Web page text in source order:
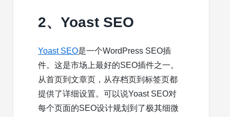
2、Yoast SEO
Yoast SEO是一个WordPress SEO插
件。这是市场上最好的SEO插件之一。
从首页到文章页，从存档页到标签页都
提供了详细设置。可以说Yoast SEO对
每个页面的SEO设计规划到了极其细微